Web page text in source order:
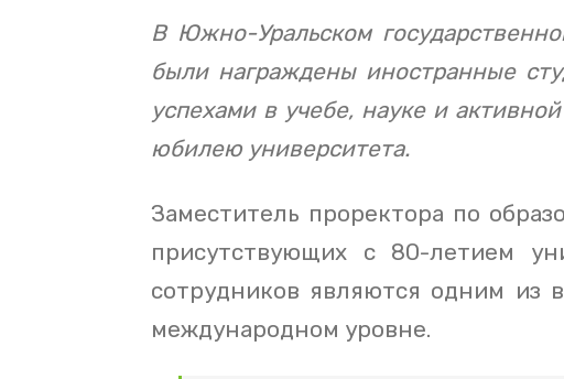
В Южно-Уральском
были награждены иностранные
успехами в учебе, науке и
юбилею университета.
Заместитель проректора по
присутствующих с 80-летием
сотрудников являются одним из
международном уровне.